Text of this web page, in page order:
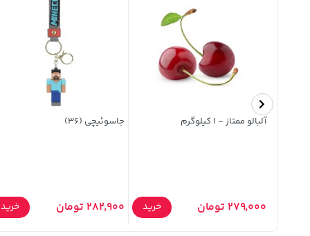
آلبالو ممتاز - 1 کیلوگرم
279,000 تومان خرید
جاسوئیچی (36)
282,900 تومان خرید